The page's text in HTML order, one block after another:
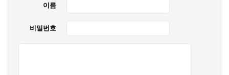
이름
비밀번호